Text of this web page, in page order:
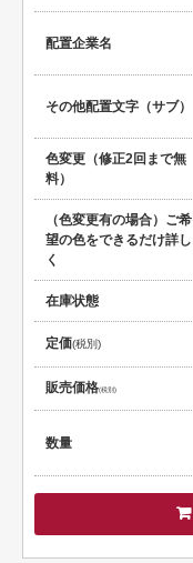
健康
教育
士業
証券・金融
ＩＴ
不動産
美容・サロン
飲食店
ショップ
配置企業名
その他配置文字（サブ）
色変更（修正2回まで無
料）
（色変更有の場合）ご希
望の色をできるだけ詳し
く
在庫状態
定価(税別)
販売価格(税別)
数量